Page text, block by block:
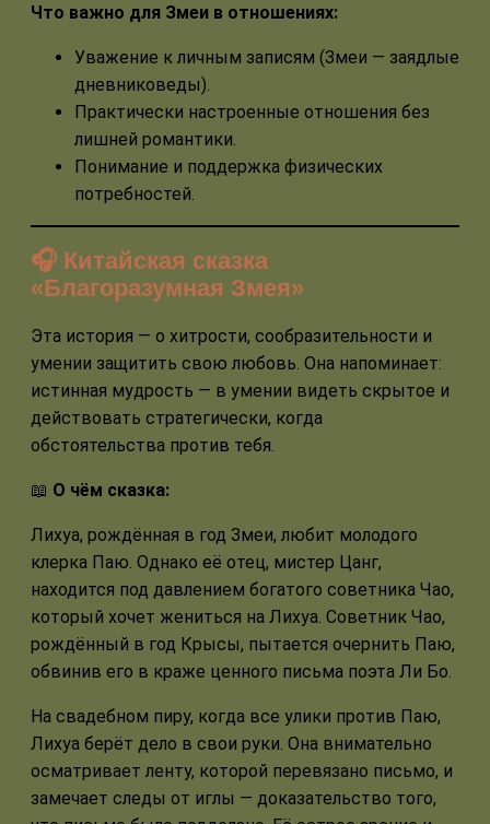
Что важно для Змеи в отношениях:
Уважение к личным записям (Змеи — заядлые
дневниковеды).
Практически настроенные отношения без
лишней романтики.
Понимание и поддержка физических
потребностей.
🎧 Китайская сказка
«Благоразумная Змея»
Эта история — о хитрости, сообразительности и
умении защитить свою любовь. Она напоминает:
истинная мудрость — в умении видеть скрытое и
действовать стратегически, когда
обстоятельства против тебя.
📖 О чём сказка:
Лихуа, рождённая в год Змеи, любит молодого
клерка Паю. Однако её отец, мистер Цанг,
находится под давлением богатого советника Чао,
который хочет жениться на Лихуа. Советник Чао,
рождённый в год Крысы, пытается очернить Паю,
обвинив его в краже ценного письма поэта Ли Бо.
На свадебном пиру, когда все улики против Паю,
Лихуа берёт дело в свои руки. Она внимательно
осматривает ленту, которой перевязано письмо, и
замечает следы от иглы — доказательство того,